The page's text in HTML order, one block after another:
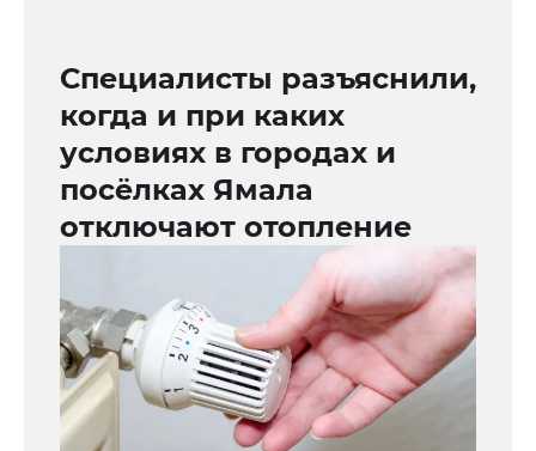
Специалисты разъяснили,
когда и при каких
условиях в городах и
посёлках Ямала
отключают отопление